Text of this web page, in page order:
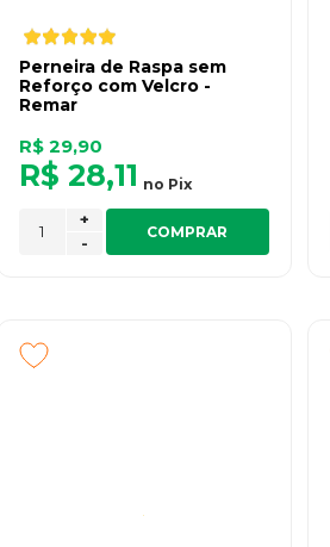
Perneira de Raspa sem
Reforço com Velcro -
Remar
R$ 29,90
R$ 28,11 no Pix
-
+
COMPRAR